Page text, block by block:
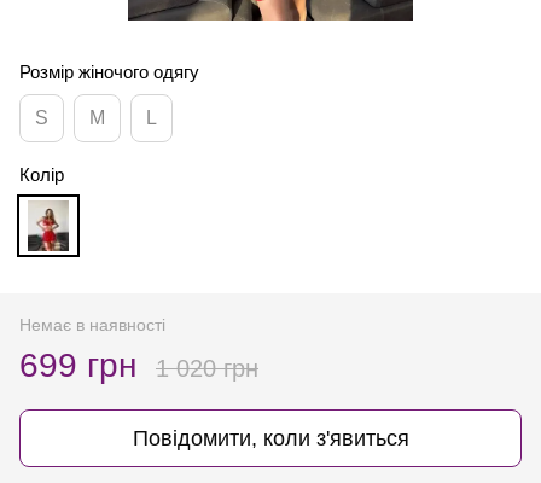
Розмір жіночого одягу
S M L
Колір
Немає в наявності
699 грн 1 020 грн
Повідомити, коли з'явиться